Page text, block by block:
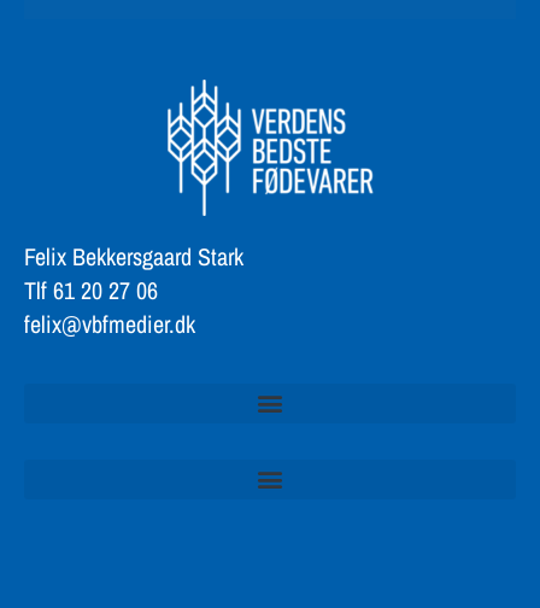
Felix Bekkersgaard Stark
Tlf 61 20 27 06
felix@vbfmedier.dk